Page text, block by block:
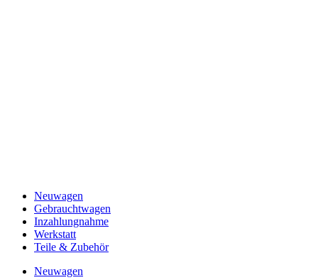
Neuwagen
Gebrauchtwagen
Inzahlungnahme
Werkstatt
Teile & Zubehör
Neuwagen